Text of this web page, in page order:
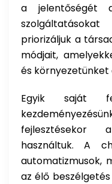
a jelentőségét
priorizáljuk a
módjait,
és környezetünket
Egyik saját
fejlesztésekor
használtuk. A
automatizmusok,
az élő